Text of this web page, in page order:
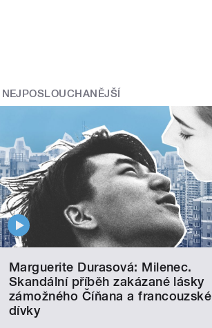
NEJPOSLOUCHANĚJŠÍ
Marguerite Durasová: Milenec.
Skandální příběh zakázané lásky
zámožného Číňana a francouzské
dívky